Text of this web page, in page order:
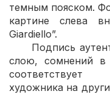
темным
картине слева
Giardiello”.
Подпись
слою, сомнений в
соответствует
художника на